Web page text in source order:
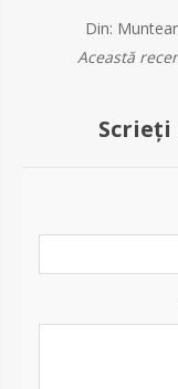
Din:
Această